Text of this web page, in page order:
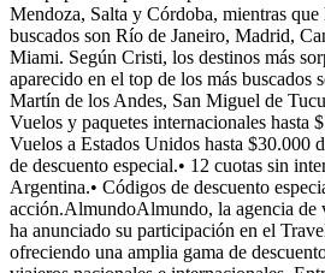
Mendoza, Salta y Córdoba, mientras que
buscados son Río de Janeiro, Madrid,
Miami. Según Cristi, los destinos más
aparecido en el top de los más buscados
Martín de los Andes, San Miguel de
Vuelos y paquetes internacionales hasta
Vuelos a Estados Unidos hasta $30.000
de descuento especial.• 12 cuotas sin
Argentina.• Códigos de descuento
acción.AlmundoAlmundo, la agencia de
ha anunciado su participación en el
ofreciendo una amplia gama de